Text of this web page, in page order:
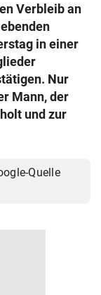
Verbleib an
in einer
Nur
Mann, der
und zur
Quelle